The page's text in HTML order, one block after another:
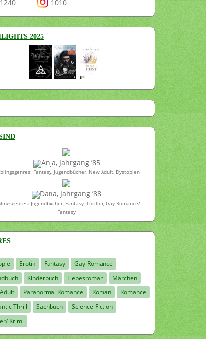
1240 1010
2025
Anja, Jahrgang ’85
Fantasy, Jugendbücher, New Adult, Dystopien
Dana, Jahrgang ’88
Jugendbücher, Fantasy, Thriller, Gay-Romance/-
Fantasy
Erotik Fantasy
Gay-Romance
Kinderbuch Liebesroman
Märchen
Paranormal Romance Roman
Romance
Thrill
Sachbuch
Science-Fiction
Krimi